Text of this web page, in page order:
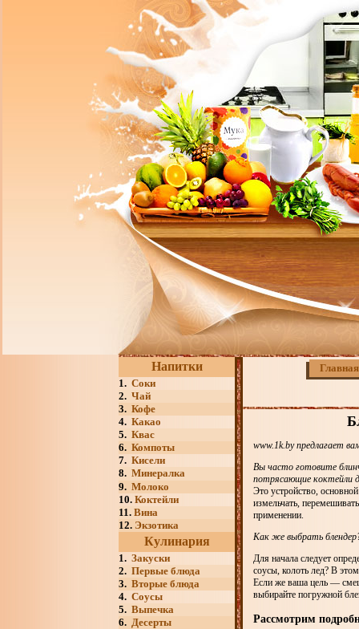
Напитки
1. Соки
2. Чай
3. Кофе
4. Какао
5. Квас
6. Компоты
7. Кисели
8. Минералка
9. Молоко
10. Коктейли
11. Вина
12. Экзотика
Кулинария
1. Закуски
2. Первые блюда
3. Вторые блюда
4. Соусы
5. Выпечка
6. Десерты
Главная
www.1k.by предлагает
Вы часто готовите
потрясающие коктейли
Это устройство,
измельчать,
применении.
Как же выбрать
Для начала следует
соусы, колоть лед? В
Если же ваша цель —
выбирайте погружной
Рассмотрим